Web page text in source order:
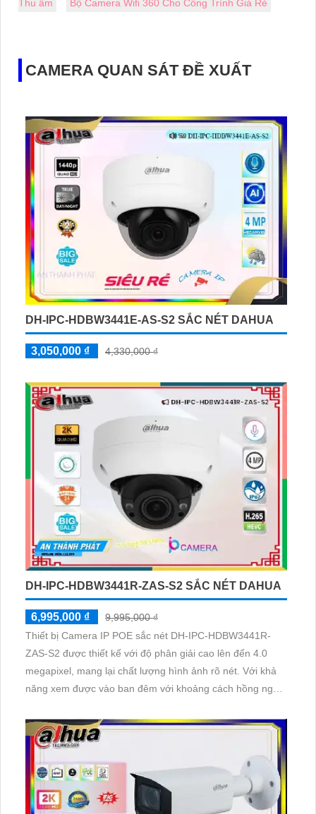
Thu âm Bộ Camera Wifi 360 Cho Công Trình Giá Rẻ
CAMERA QUAN SÁT ĐỀ XUẤT
DH-IPC-HDBW3441E-AS-S2 SẮC NÉT DAHUA
3,050,000 ₫ 4,330,000 ₫
DH-IPC-HDBW3441R-ZAS-S2 SẮC NÉT DAHUA
6,995,000 ₫
9,995,000 ₫
Thiết bị Camera IP POE sắc nét DH-IPC-HDBW3441R-
ZAS-S2 được thiết kế với độ phân giải cao lên đến 4.0
megapixel, mang lại chất lượng hình ảnh rõ nét. Với khả
năng xem được vào ban đêm với khoảng cách hồng ngoại
công trình ban đêm. Sử dụng công nghệ IP POE giúp giữ
chất lượng hình ảnh ổn định